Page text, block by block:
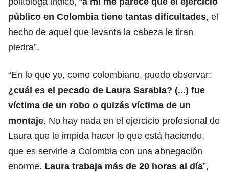
público en Colombia tiene tantas dificultades, el
hecho de aquel que levanta la cabeza le tiran
piedra”.
“En lo que yo, como colombiano, puedo observar:
¿cuál es el pecado de Laura Sarabia? (...) fue
víctima de un robo o quizás víctima de un
montaje. No hay nada en el ejercicio profesional de
Laura que le impida hacer lo que está haciendo,
que es servirle a Colombia con una abnegación
enorme. Laura trabaja más de 20 horas al día”,